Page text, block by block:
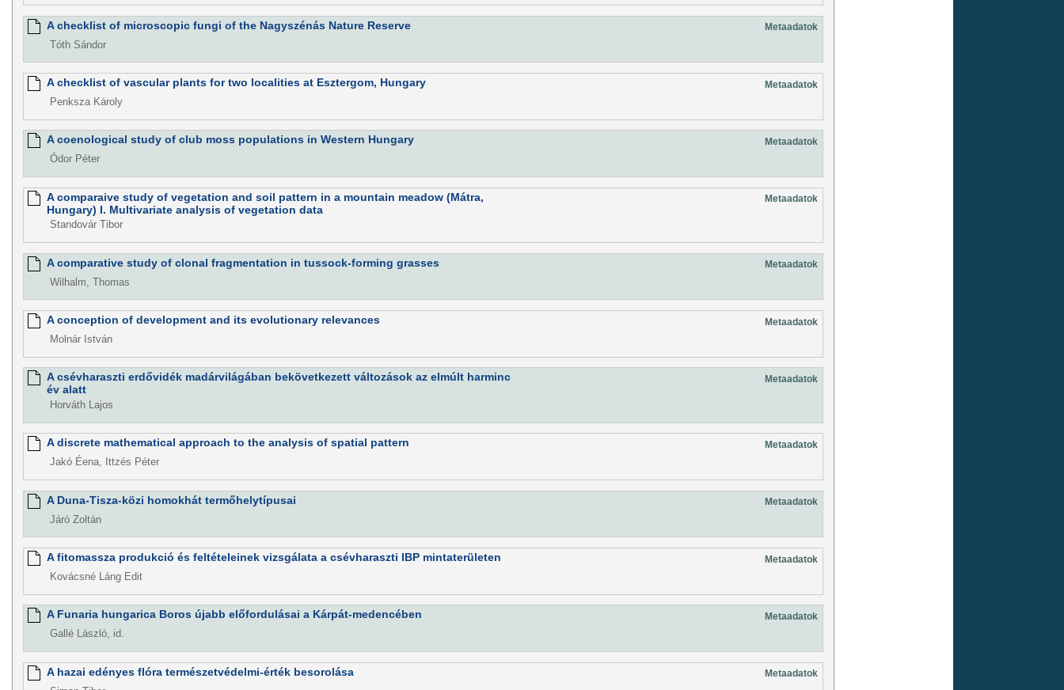
A checklist of microscopic fungi of the Nagyszénás Nature Reserve Metaadatok
Tóth Sándor
A checklist of vascular plants for two localities at Esztergom, Hungary Metaadatok
Penksza Károly
A coenological study of club moss populations in Western Hungary Metaadatok
Ódor Péter
A comparaive study of vegetation and soil pattern in a mountain meadow (Mátra,
Hungary) I. Multivariate analysis of vegetation data
Metaadatok
Standovár Tibor
A comparative study of clonal fragmentation in tussock-forming grasses Metaadatok
Wilhalm, Thomas
A conception of development and its evolutionary relevances Metaadatok
Molnár István
A csévharaszti erdővidék madárvilágában bekövetkezett változások az elmúlt harminc
év alatt
Metaadatok
Horváth Lajos
A discrete mathematical approach to the analysis of spatial pattern Metaadatok
Jakó Éena, Ittzés Péter
A Duna-Tisza-közi homokhát termőhelytípusai Metaadatok
Járó Zoltán
A fitomassza produkció és feltételeinek vizsgálata a csévharaszti IBP mintaterületen Metaadatok
Kovácsné Láng Edit
A Funaria hungarica Boros újabb előfordulásai a Kárpát-medencében Metaadatok
Gallé László, id.
A hazai edényes flóra természetvédelmi-érték besorolása Metaadatok